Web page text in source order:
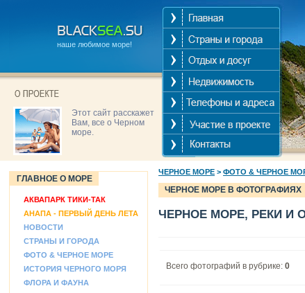
наше любимое море!
Этот сайт расскажет
Вам, все о Черном
море.
ГЛАВНОЕ О МОРЕ
АКВАПАРК ТИКИ-ТАК
АНАПА - ПЕРВЫЙ ДЕНЬ ЛЕТА
НОВОСТИ
СТРАНЫ И ГОРОДА
ФОТО & ЧЕРНОЕ МОРЕ
ИСТОРИЯ ЧЕРНОГО МОРЯ
ФЛОРА И ФАУНА
ЧЕРНОЕ МОРЕ > ФОТО & ЧЕРНОЕ
ЧЕРНОЕ МОРЕ В ФОТОГРАФИЯХ
ЧЕРНОЕ МОРЕ, РЕКИ И
Всего фотографий в рубрике: 0